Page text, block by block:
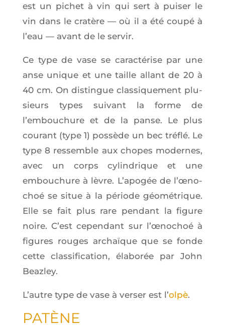
est un pichet à vin qui sert à pui­ser le
vin dans le cra­tère — où il a été cou­pé à
l’eau — avant de le servir.
Ce type de vase se carac­té­rise par une
anse unique et une taille allant de 20 à
40 cm. On dis­tingue clas­si­que­ment plu­
sieurs types sui­vant la forme de
l’embouchure et de la panse. Le plus
cou­rant (type 1) pos­sède un bec tré­flé. Le
type 8 res­semble aux chopes modernes,
avec un corps cylin­drique et une
embou­chure à lèvre. L’a­po­gée de l’œ­no­
choé se situe à la période géo­mé­trique.
Elle se fait plus rare pen­dant la figure
noire. C’est cepen­dant sur l’œ­no­choé à
figures rouges archaïque que se fonde
cette clas­si­fi­ca­tion, éla­bo­rée par John
Beazley.
L’autre type de vase à ver­ser est l’olpè.
PATÈNE